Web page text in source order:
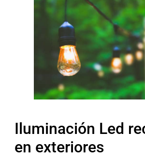
Iluminación Led
en exteriores